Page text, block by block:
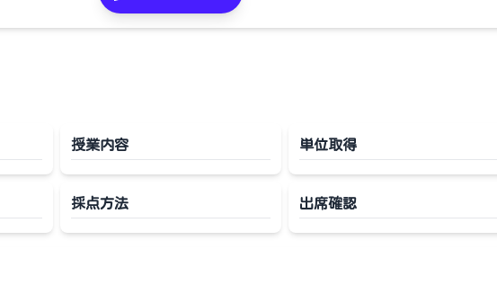
授業内容 単位取得
採点方法 出席確認